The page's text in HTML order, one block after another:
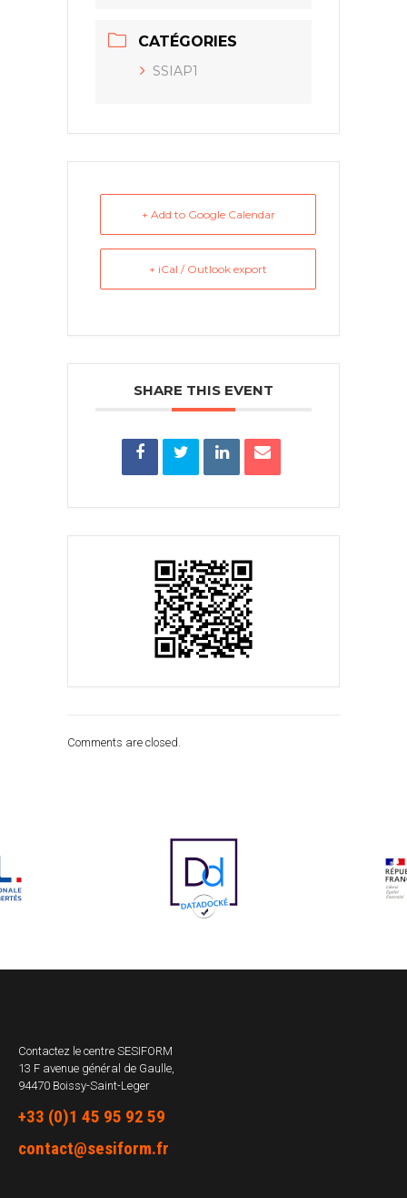
CATÉGORIES
SSIAP1
+ Add to Google Calendar
+ iCal / Outlook export
SHARE THIS EVENT
Comments are closed.
Contactez le centre SESIFORM
13 F avenue général de Gaulle,
94470 Boissy-Saint-Leger
+33 (0)1 45 95 92 59
contact@sesiform.fr